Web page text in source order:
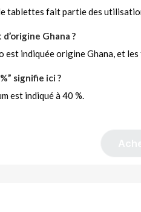
tablettes fait partie des
Ghana ?
est indiquée origine Ghana, et
signifie ici ?
est indiqué à 40 %.